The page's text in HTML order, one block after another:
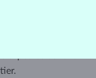
MAIN À PRAGUE
la main dans notre
expédiée dans le